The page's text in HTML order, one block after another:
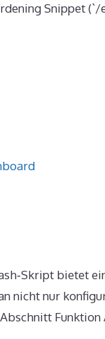
Snippet
bietet
nicht nur